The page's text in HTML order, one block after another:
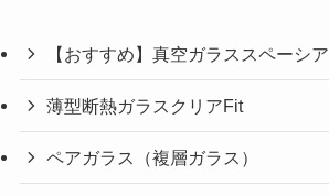
【おすすめ】真空ガラススペーシア
薄型断熱ガラスクリアFit
ペアガラス（複層ガラス）